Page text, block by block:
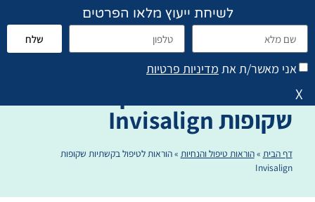
לשיחת ייעוץ מלאו הפרטים
אני מאשר/ת את מדיניות פרטיות
שלח
X
שקופות Invisalign
דף הבית »הוראות טיפול והנחיות »הוראות לטיפול בקשתיות שקופות
Invisalign
פתח סרגל נגישות